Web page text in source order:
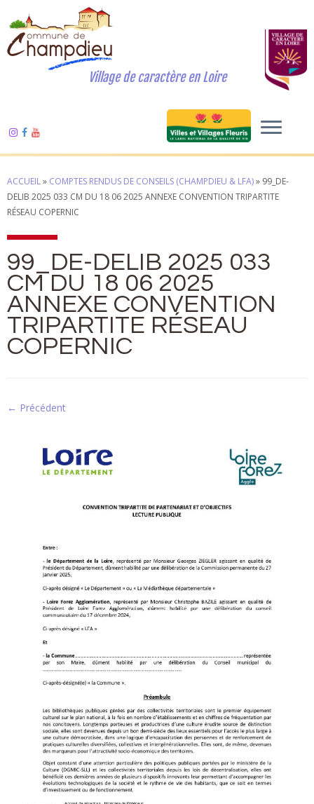
Village de caractère en Loire
ACCUEIL» COMPTES RENDUS DE CONSEILS (CHAMPDIEU & LFA)» 99_DE-
DELIB 2025 033 CM DU 18 06 2025 ANNEXE CONVENTION TRIPARTITE
RÉSEAU COPERNIC
99_DE-DELIB 2025 033
CM DU 18 06 2025
ANNEXE CONVENTION
TRIPARTITE RÉSEAU
COPERNIC
← Précédent